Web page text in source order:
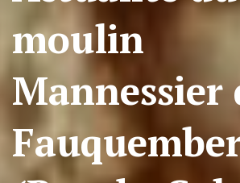
moulin
Mannessier